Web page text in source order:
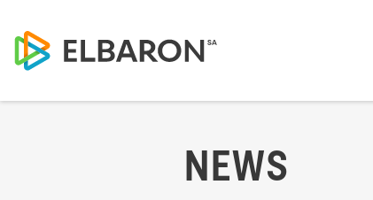
NEWS